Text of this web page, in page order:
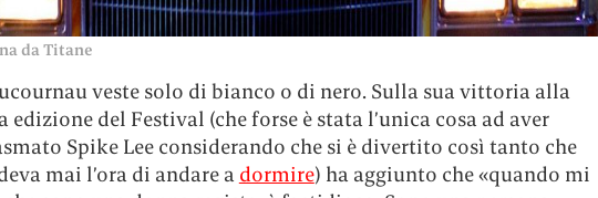
da Titane
veste solo di bianco o di nero. Sulla sua vittoria alla
edizione del Festival (che forse è stata l’unica cosa ad aver
Spike Lee considerando che si è divertito così tanto che
mai l’ora di andare a dormire) ha aggiunto che «quando mi